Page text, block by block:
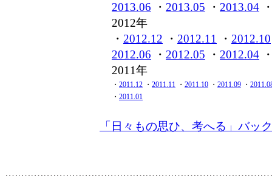
2013.06 ・ 2013.05 ・ 2013.04
2012年
・ 2012.12 ・ 2012.11 ・ 2012.10
2012.06 ・ 2012.05 ・ 2012.04
2011年
・ 2011.12 ・ 2011.11 ・ 2011.10 ・ 2011.09 ・
・ 2011.01
「日々もの思ひ、考へる」バッ